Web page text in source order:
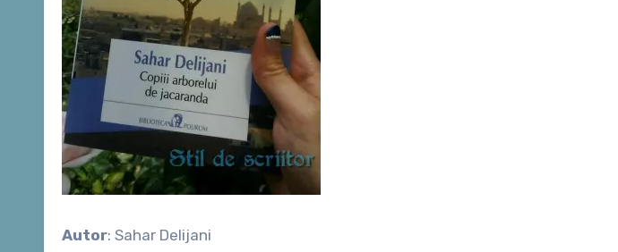
Autor: Sahar Delijani